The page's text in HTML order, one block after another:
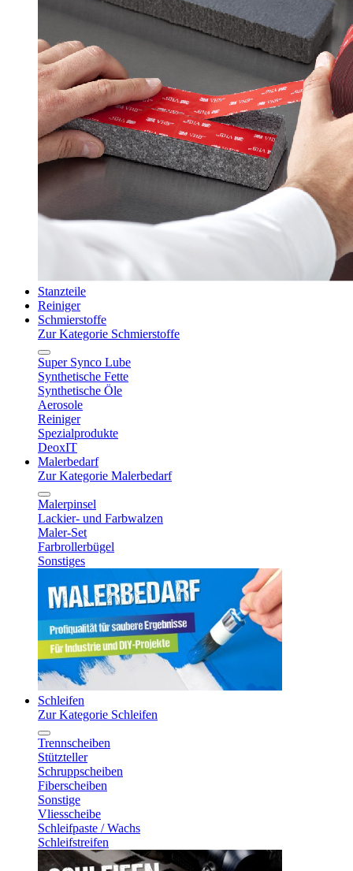
Stanzteile
Reiniger
Schmierstoffe
Zur Kategorie Schmierstoffe
Super Synco Lube
Synthetische Fette
Synthetische Öle
Aerosole
Reiniger
Spezialprodukte
DeoxIT
Malerbedarf
Zur Kategorie Malerbedarf
Malerpinsel
Lackier- und Farbwalzen
Maler-Set
Farbrollerbügel
Sonstiges
Schleifen
Zur Kategorie Schleifen
Trennscheiben
Stützteller
Schruppscheiben
Fiberscheiben
Sonstige
Vliesscheibe
Schleifpaste / Wachs
Schleifstreifen